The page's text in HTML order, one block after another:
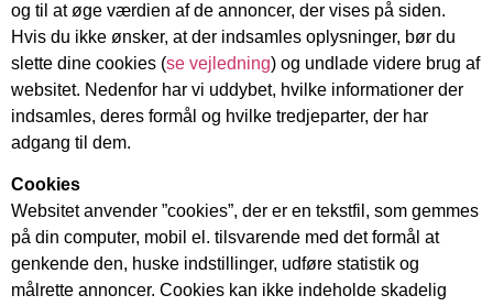
og til at øge værdien af de annoncer, der vises på siden.
Hvis du ikke ønsker, at der indsamles oplysninger, bør du
slette dine cookies (se vejledning) og undlade videre brug af
websitet. Nedenfor har vi uddybet, hvilke informationer der
indsamles, deres formål og hvilke tredjeparter, der har
adgang til dem.
Cookies
Websitet anvender ”cookies”, der er en tekstfil, som gemmes
på din computer, mobil el. tilsvarende med det formål at
genkende den, huske indstillinger, udføre statistik og
målrette annoncer. Cookies kan ikke indeholde skadelig